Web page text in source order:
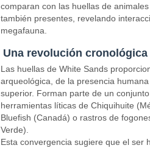
comparan con las huellas de
también presentes, revelando
megafauna.
Una revolución cronológica
Las huellas de White Sands
arqueológica, de la presencia
superior. Forman parte de un
herramientas líticas de Chiquihuite
Bluefish (Canadá) o rastros de
Verde).
Esta convergencia sugiere que el ser